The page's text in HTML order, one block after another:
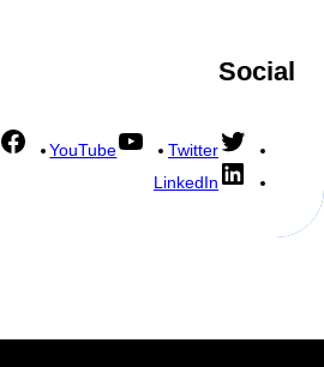
Social
Twitter
YouTube
LinkedIn